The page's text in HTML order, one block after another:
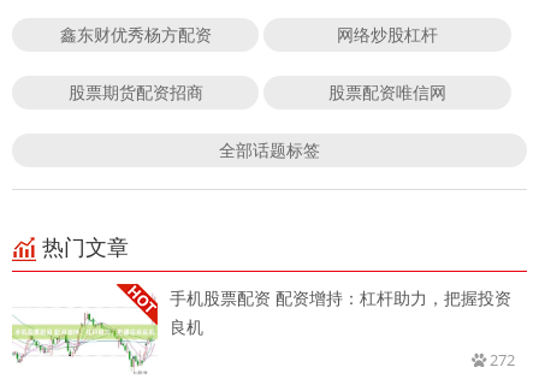
鑫东财优秀杨方配资 网络炒股杠杆
股票期货配资招商 股票配资唯信网
全部话题标签
热门文章
手机股票配资 配资增持：杠杆助力，把握投资
良机
272